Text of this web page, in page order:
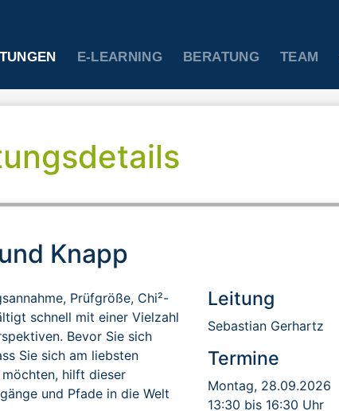
E-LEARNING BERATUNG TEAM
Knapp
Prüfgröße, Chi²-
schnell mit einer Vielzahl
Bevor Sie sich
Sie sich am liebsten
hilft dieser
und Pfade in die Welt
Leitung
Sebastian Gerhartz
Termine
Montag, 28.09.2026
13:30 bis 16:30 Uhr